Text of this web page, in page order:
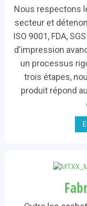
Nous respectons
secteur et
ISO 9001, FDA,
d'impression
un processus
trois étapes,
produit répond